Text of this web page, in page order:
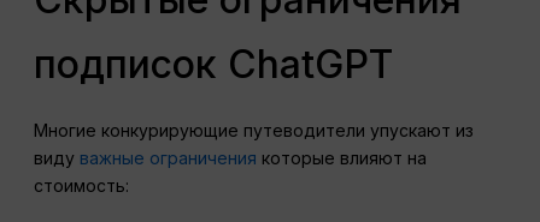
подписок ChatGPT
Многие конкурирующие путеводители упускают из
виду важные ограничения которые влияют на
стоимость: